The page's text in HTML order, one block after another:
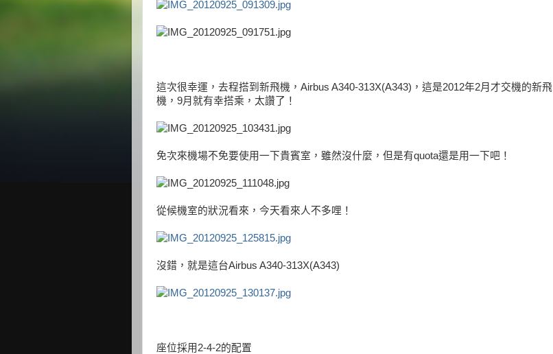
這次很幸運，去程搭到新飛機，Airbus A340-313X(A343)，這是2012年2月才交機的新飛
機，9月就有幸搭乘，太讚了！
免次來機場不免要使用一下貴賓室，雖然沒什麼，但是有quota還是用一下吧！
從候機室的狀況看來，今天看來人不多哩！
沒錯，就是這台Airbus A340-313X(A343)
座位採用2-4-2的配置